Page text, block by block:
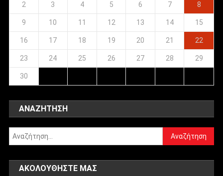
2 3 4 5 6 7 8
9 10 11 12 13 14 15
16 17 18 19 20 21 22
23 24 25 26 27 28 29
30
ΑΝΑΖΉΤΗΣΗ
Αναζήτηση
για:
ΑΚΟΛΟΥΘΉΣΤΕ ΜΑΣ